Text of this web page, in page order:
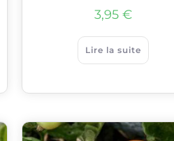
3,95€
Lire la suite